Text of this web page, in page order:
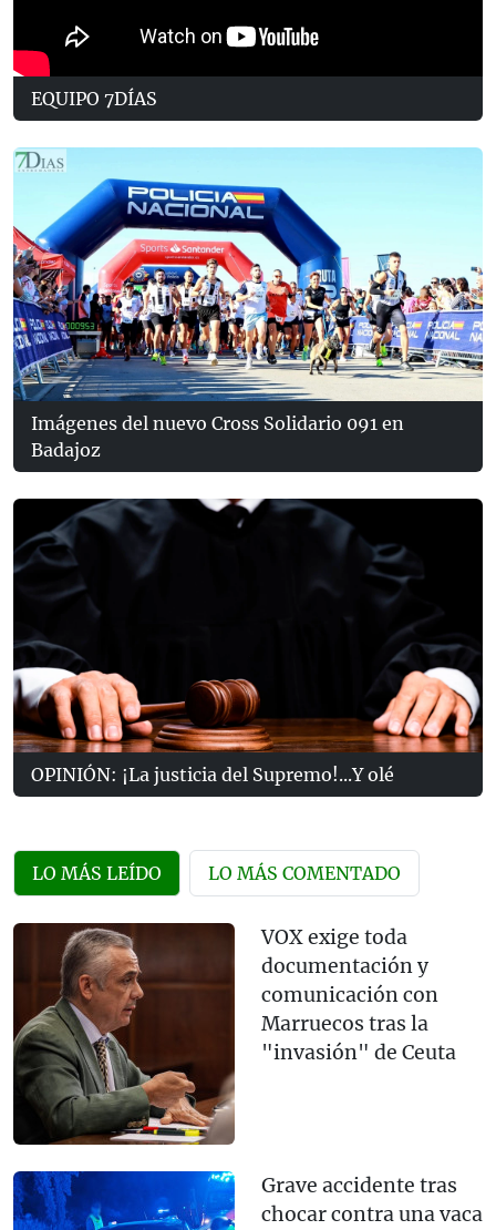
EQUIPO 7DÍAS
Imágenes del nuevo Cross Solidario 091 en
Badajoz
OPINIÓN: ¡La justicia del Supremo!...Y olé
LO MÁS LEÍDO LO MÁS COMENTADO
VOX exige toda
documentación y
comunicación con
Marruecos tras la
"invasión" de Ceuta
Grave accidente tras
chocar contra una vaca